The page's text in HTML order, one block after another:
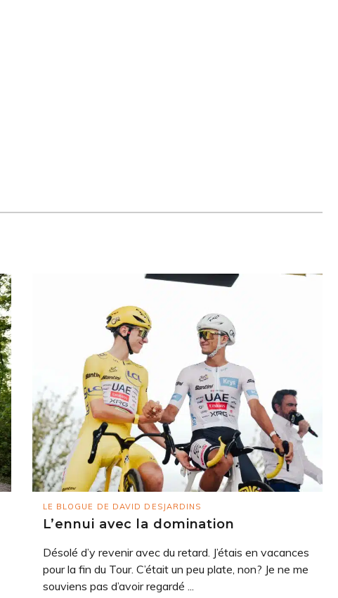
LE BLOGUE DE DAVID DESJARDINS
L’ennui avec la domination
Désolé d’y revenir avec du retard. J’étais en vacances
pour la fin du Tour. C’était un peu plate, non? Je ne me
souviens pas d’avoir regardé ...